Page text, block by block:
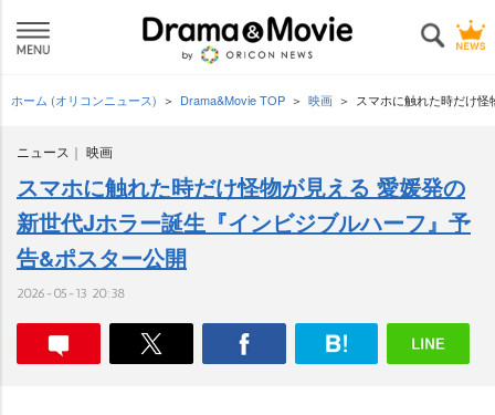
ホーム (オリコンニュース) Drama&Movie TOP 映画 スマホに触れた時だけ
ニュース 映画
スマホに触れた時だけ怪物が見える 愛媛発の
新世代Jホラー誕生『インビジブルハーフ』予
告&ポスター公開
2026-05-13 20:38